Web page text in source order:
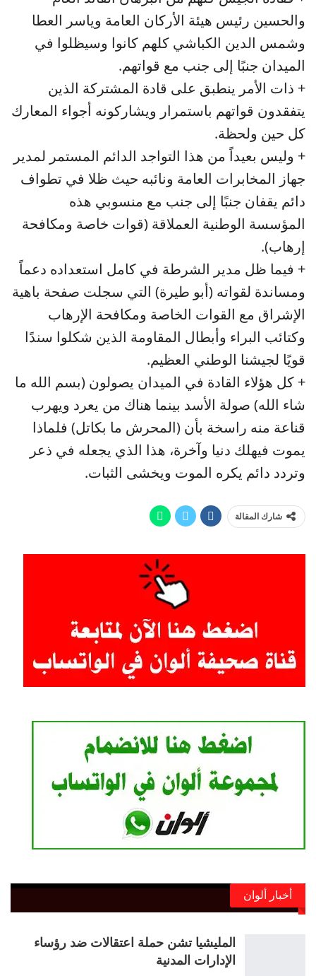
والحسين رئيس هيئة الأركان العامة وياسر العطا
وشمس الدين الكباشي كلهم كانوا وسيظلوا في
الميدان جنبًا إلى جنب مع قواتهم.
+ ذات الأمر ينطبق على قادة المشتركة الذين
يتفقدون قواتهم باستمرار ويشاركونه أجواء المعارك
كل حين ولحظة.
+ وليس بعيداً من هذا التواجد الدائم المستمر لمدير
جهاز المخابرات العامة ونائبه حيث ظلا في تطواف
دائم يقفان جنبًا إلى جنب مع منسوبي هذه
المؤسسة الوطنية العملاقة (قوات خاصة ومكافحة
إرهاب).
+ فيما ظل مدير الشرطة في كامل استعداده دعماً
ومساندة لقواته (أبو طيرة) التي سجلت صفحة باهية
الإشراق مع القوات الخاصة ومكافحة الإرهاب
وكتائب البراء وأبطال المقاومة الذين شكلوا سندًا
قويًا لجيشنا الوطني العظيم.
+ كل هؤلاء القادة في الميدان يصولون (بسم الله ما
شاء الله) صولة الأسد بينما هناك من يعرد ويهرب
قناعة منه راسخة بأن (المحرش ما بكاتل) فلماذا
يموت فيهلك دنيا وآخرة، هذا الذي يجعله في ذعر
وتردد دائم يكره الموت ويخشى الثبات.
شارك المقالة
أخبار ألوان
المليشيا تشن حملة اعتقالات ضد رؤساء
الإدارات المدنية